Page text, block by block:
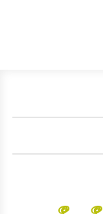
申請表單